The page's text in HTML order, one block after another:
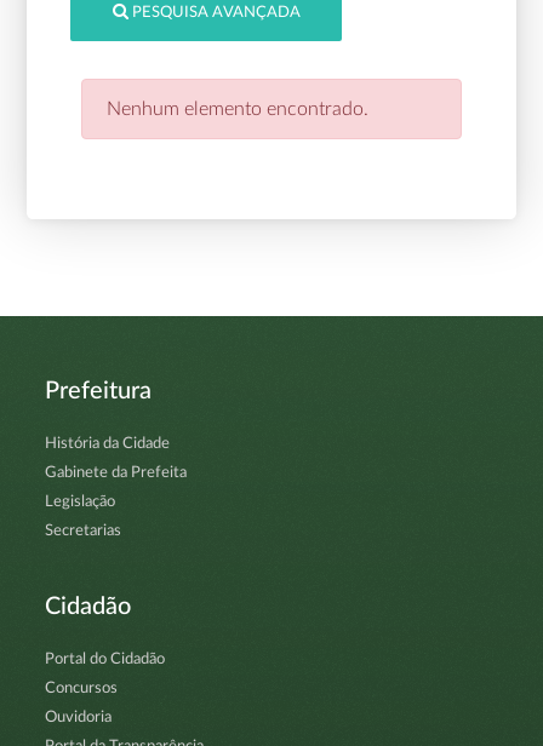
PESQUISA AVANÇADA
Nenhum elemento encontrado.
Prefeitura
História da Cidade
Gabinete da Prefeita
Legislação
Secretarias
Cidadão
Portal do Cidadão
Concursos
Ouvidoria